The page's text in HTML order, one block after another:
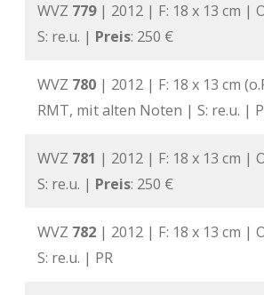
WVZ 779 | 2012 | F: 18 x 13 cm |
S: re.u. | Preis: 250 €
WVZ 780 | 2012 | F: 18 x 13 cm
RMT, mit alten Noten | S: re.u. |
WVZ 781 | 2012 | F: 18 x 13 cm |
S: re.u. | Preis: 250 €
WVZ 782 | 2012 | F: 18 x 13 cm |
S: re.u. | PR